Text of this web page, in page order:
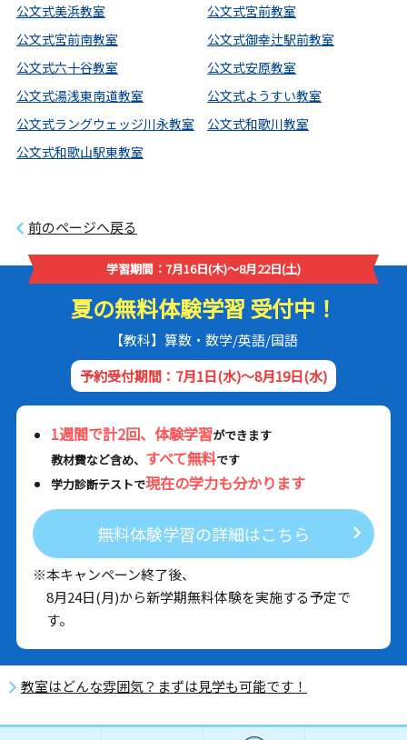
公文式美浜教室
公文式宮前教室
公文式宮前南教室
公文式御幸辻駅前教室
公文式六十谷教室
公文式安原教室
公文式湯浅東南道教室
公文式ようすい教室
公文式ラングウェッジ川永教室
公文式和歌川教室
公文式和歌山駅東教室
前のページへ戻る
学習期間：7月16日(木)～8月22日(土)
夏の無料体験学習 受付中！
【教科】算数・数学/英語/国語
予約受付期間：7月1日(水)～8月19日(水)
1週間で計2回、体験学習ができます
教材費など含め、 すべて無料です
学力診断テストで現在の学力も分かります
無料体験学習の詳細はこちら
※本キャンペーン終了後、
8月24日(月)から新学期無料体験を実施する予定で
す。
教室はどんな雰囲気？まずは見学も可能です！